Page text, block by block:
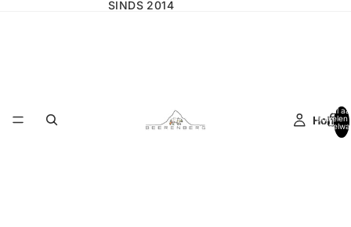
SINDS 2014
Home
Totaal
artikelen